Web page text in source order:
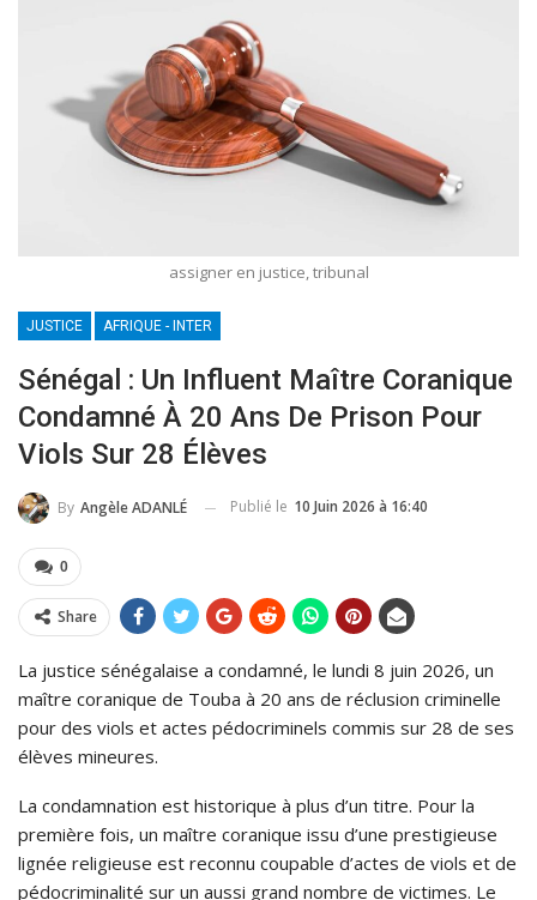
assigner en justice, tribunal
JUSTICE AFRIQUE - INTER
Sénégal : Un Influent Maître Coranique
Condamné À 20 Ans De Prison Pour
Viols Sur 28 Élèves
By Angèle ADANLÉ Publié le 10 Juin 2026 à 16:40
0
Share
La justice sénégalaise a condamné, le lundi 8 juin 2026, un
maître coranique de Touba à 20 ans de réclusion criminelle
pour des viols et actes pédocriminels commis sur 28 de ses
élèves mineures.
La condamnation est historique à plus d’un titre. Pour la
première fois, un maître coranique issu d’une prestigieuse
lignée religieuse est reconnu coupable d’actes de viols et de
pédocriminalité sur un aussi grand nombre de victimes. Le